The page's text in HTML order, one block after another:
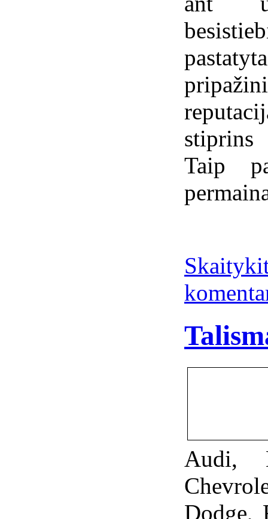
stiprins
Taip
Audi,
Dodge,